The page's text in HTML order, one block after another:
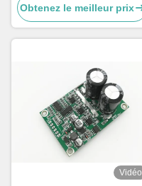
20A PWM et contrôle
analogique JYQD-V9.3E
Obtenez le meilleur prix
Vidéo